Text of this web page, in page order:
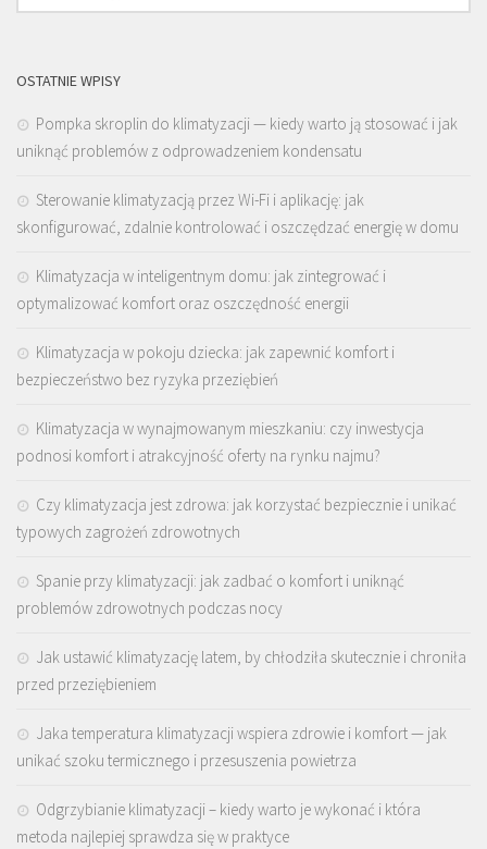
OSTATNIE WPISY
Pompka skroplin do klimatyzacji — kiedy warto ją stosować i jak
uniknąć problemów z odprowadzeniem kondensatu
Sterowanie klimatyzacją przez Wi-Fi i aplikację: jak
skonfigurować, zdalnie kontrolować i oszczędzać energię w domu
Klimatyzacja w inteligentnym domu: jak zintegrować i
optymalizować komfort oraz oszczędność energii
Klimatyzacja w pokoju dziecka: jak zapewnić komfort i
bezpieczeństwo bez ryzyka przeziębień
Klimatyzacja w wynajmowanym mieszkaniu: czy inwestycja
podnosi komfort i atrakcyjność oferty na rynku najmu?
Czy klimatyzacja jest zdrowa: jak korzystać bezpiecznie i unikać
typowych zagrożeń zdrowotnych
Spanie przy klimatyzacji: jak zadbać o komfort i uniknąć
problemów zdrowotnych podczas nocy
Jak ustawić klimatyzację latem, by chłodziła skutecznie i chroniła
przed przeziębieniem
Jaka temperatura klimatyzacji wspiera zdrowie i komfort — jak
unikać szoku termicznego i przesuszenia powietrza
Odgrzybianie klimatyzacji – kiedy warto je wykonać i która
metoda najlepiej sprawdza się w praktyce